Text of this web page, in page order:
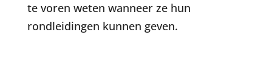
te voren weten wanneer ze hun
rondleidingen kunnen geven.